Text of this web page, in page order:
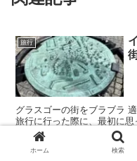
旅行
グラスゴーの街をブラブラ
旅行に行った際に、最初に
た。 もちろん、治安が良さ
史を感じる古い感じと、...
ホーム 検索